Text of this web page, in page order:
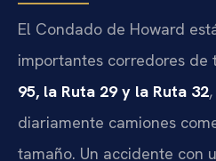
El Condado de Howard
importantes corredores de
95, la Ruta 29 y la Ruta 32
diariamente camiones
tamaño. Un accidente con